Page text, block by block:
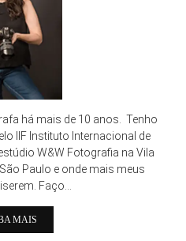
há mais de 10 anos. Tenho
IIF Instituto Internacional de
W&W Fotografia na Vila
Paulo e onde mais meus
Faço...
MAIS